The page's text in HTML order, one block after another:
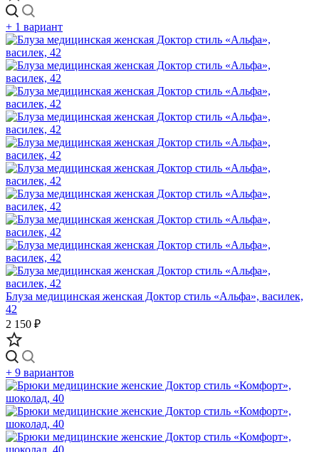
+ 1 вариант
Блуза медицинская женская Доктор стиль «Альфа», василек,
42
2 150 ₽
+ 9 вариантов